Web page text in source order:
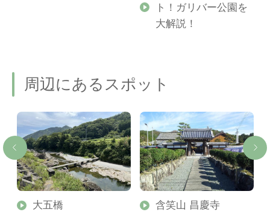
ト！ガリバー公園を
大解説！
周辺にあるスポット
大五橋 含笑山 昌慶寺